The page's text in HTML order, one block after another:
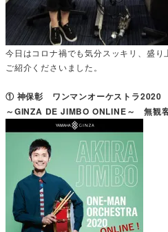
今日はコロナ禍でも気分スッキリ、盛
ご紹介くださいました。
① 神保彰 ワンマンオーケストラ2020
～GINZA DE JIMBO ONLINE～ 無観